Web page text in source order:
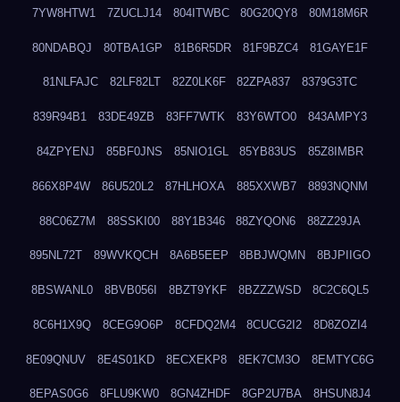
7YW8HTW1 7ZUCLJ14 804ITWBC 80G20QY8 80M18M6R
80NDABQJ 80TBA1GP 81B6R5DR 81F9BZC4 81GAYE1F
81NLFAJC 82LF82LT 82Z0LK6F 82ZPA837 8379G3TC
839R94B1 83DE49ZB 83FF7WTK 83Y6WTO0 843AMPY3
84ZPYENJ 85BF0JNS 85NIO1GL 85YB83US 85Z8IMBR
866X8P4W 86U520L2 87HLHOXA 885XXWB7 8893NQNM
88C06Z7M 88SSKI00 88Y1B346 88ZYQON6 88ZZ29JA
895NL72T 89WVKQCH 8A6B5EEP 8BBJWQMN 8BJPIIGO
8BSWANL0 8BVB056I 8BZT9YKF 8BZZZWSD 8C2C6QL5
8C6H1X9Q 8CEG9O6P 8CFDQ2M4 8CUCG2I2 8D8ZOZI4
8E09QNUV 8E4S01KD 8ECXEKP8 8EK7CM3O 8EMTYC6G
8EPAS0G6 8FLU9KW0 8GN4ZHDF 8GP2U7BA 8HSUN8J4